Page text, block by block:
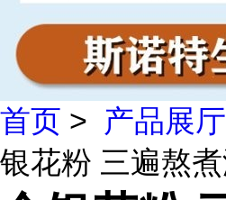
首页 > 产品展厅
银花粉 三遍熬